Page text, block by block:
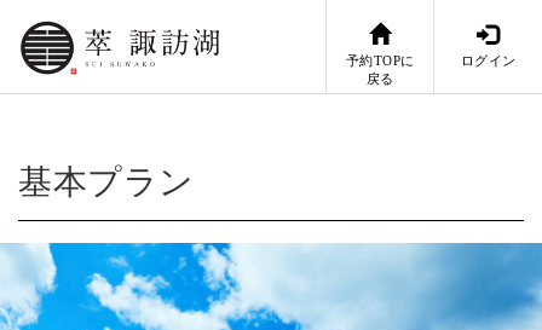
予約TOPに
戻る
ログイン
基本プラン